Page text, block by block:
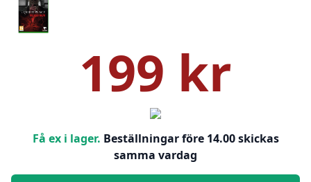
199 kr
Få ex i lager. Beställningar före 14.00 skickas
samma vardag